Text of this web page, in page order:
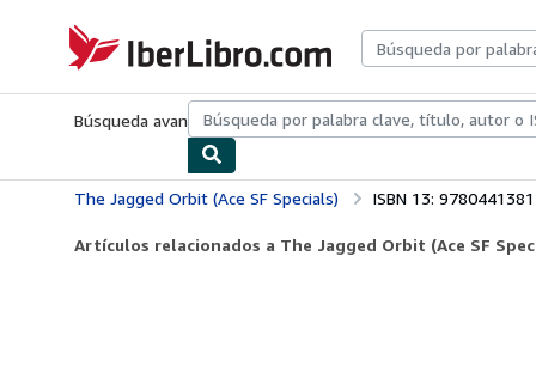
IberLibro.com
Búsqueda avanzadaColecciones Libros antiguosArte y
The Jagged Orbit (Ace SF Specials) ISBN 13:
Artículos relacionados a The Jagged Orbit (Ace SF